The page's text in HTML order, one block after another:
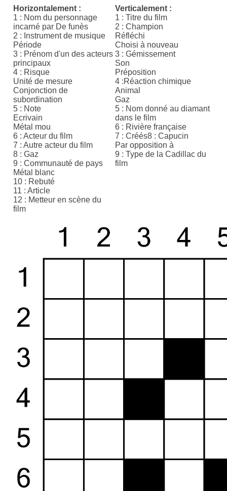
Horizontalement :
1 : Nom du personnage
incarné par De funès
2 : Instrument de musique
Période
3 : Prénom d'un des acteurs
principaux
4 : Risque
Unité de mesure
Conjonction de
subordination
5 : Note
Ecrivain
Métal mou
6 : Acteur du film
7 : Autre acteur du film
8 : Gaz
9 : Communauté de pays
Métal blanc
10 : Rebuté
11 : Article
12 : Metteur en scène du
film
Verticalement :
1 : Titre du film
2 : Champion
Réfléchi
Choisi à nouveau
3 : Gémissement
Son
Préposition
4 :Réaction chimique
Animal
Gaz
5 : Nom donné au diamant
dans le film
6 : Rivière française
7 : Créés8 : Capucin
Par opposition à
9 : Type de la Cadillac du
film